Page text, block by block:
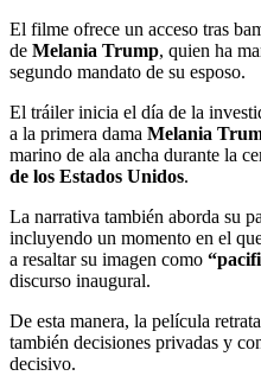
El filme ofrece un acceso tras
de Melania Trump, quien ha
segundo mandato de su esposo.
El tráiler inicia el día de la
a la primera dama Melania
marino de ala ancha durante la
de los Estados Unidos.
La narrativa también aborda su
incluyendo un momento en el
a resaltar su imagen como
discurso inaugural.
De esta manera, la película
también decisiones privadas y
decisivo.